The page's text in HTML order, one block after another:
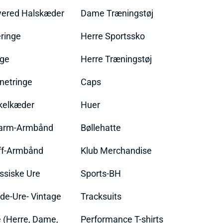
Halskæder
Armbånd
Armbånd
Ure
Ure- Vintage
(Herre, Dame,
Dame Træningstøj
Herre Sportssko
Herre Træningstøj
Caps
Huer
Bøllehatte
Klub Merchandise
Sports-BH
Tracksuits
Performance T-shirts